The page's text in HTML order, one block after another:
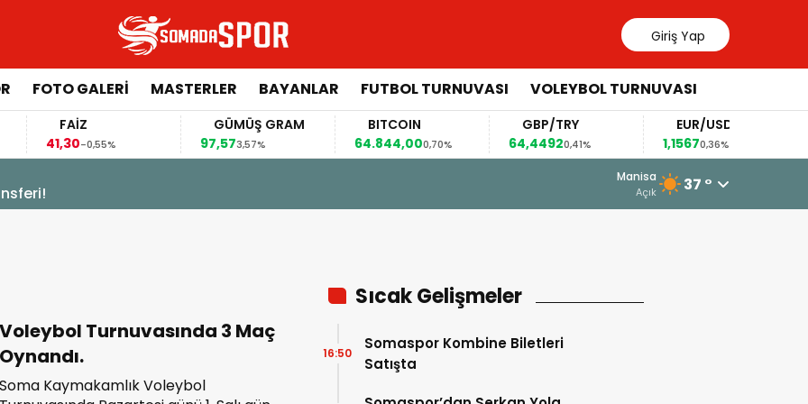
Giriş Yap
FOTO GALERI MASTERLER BAYANLAR FUTBOL TURNUVASI VOLEYBOL TURNUVASI
41,30-0,55%
GÜMÜŞ GRAM
97,573,57%
BITCOIN
64.844,000,70%
GBP/TRY
64,44920,41%
EUR/USD
1,15670,36%
5 Ağustos 2026 - 10:34
Somaspor’un Grubunda Bir Şok
Manisa
Açık 37 °
Voleybol Turnuvasında 3 Maç
Oynandı.
Soma Kaymakamlık Voleybol
Sıcak Gelişmeler
Somaspor Kombine Biletleri
Satışta
16:50